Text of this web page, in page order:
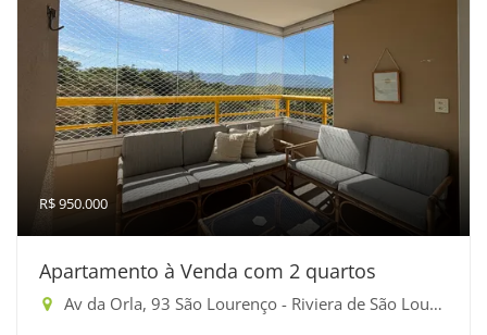
R$ 950.000
Apartamento à Venda com 2 quartos
Av da Orla, 93 São Lourenço - Riviera de São Lourenço, Bertioga-SP